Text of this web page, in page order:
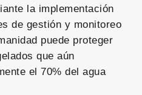
la implementación
de gestión y monitoreo
puede proteger
que aún
el 70% del agua